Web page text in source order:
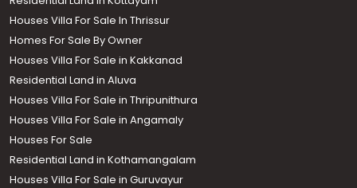
Houses Villa For Sale In Thrissur
Homes For Sale By Owner
Houses Villa For Sale in Kakkanad
Residential Land in Aluva
Houses Villa For Sale in Thripunithura
Houses Villa For Sale in Angamaly
Houses For Sale
Residential Land in Kothamangalam
Houses Villa For Sale in Guruvayur